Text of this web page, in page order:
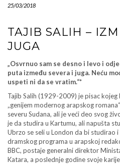
25/03/2018
TAJIB SALIH –
JUGA
„Osvrnuo sam se desno i levo i
puta između severa i juga. Neću
uspeti ni da se vratim.“*
Tajib Salih (1929-2009) je pisac
„genijem modernog arapskog
severu Sudana, ali je veći deo svog
je da studira u Kartumu, ali napušta
Ubrzo se seli u London da bi studirao
dramskog programa u arapskoj
BBC, postaje generalni direktor
Katara, a poslednje godine svoje